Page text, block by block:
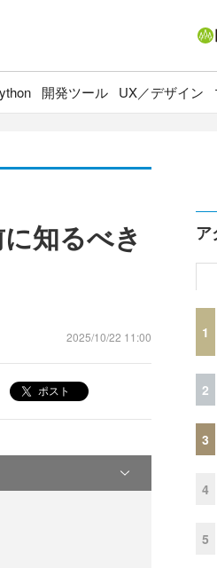
開発ツール UX／デザイン
知るべき
2025/10/22 11:00
ポスト
ア
1
2
3
4
5